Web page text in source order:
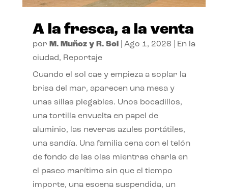
A la fresca, a la venta
por M. Muñoz y R. Sol| Ago 1, 2026
En la
ciudad, Reportaje
Cuando el sol cae y empieza a soplar la
brisa del mar, aparecen una mesa y
unas sillas plegables. Unos bocadillos,
una tortilla envuelta en papel de
aluminio, las neveras azules portátiles,
una sandía. Una familia cena con el telón
de fondo de las olas mientras charla en
el paseo marítimo sin que el tiempo
importe, una escena suspendida, un